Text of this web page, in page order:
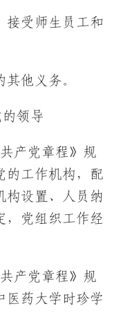
接受师生员工和
其他义务。
领导
产党章程》规
的工作机构，配
构设置、人员纳
，党组织工作经
产党章程》规
医药大学时珍学